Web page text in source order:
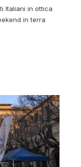
Italiani in ottica
in terra